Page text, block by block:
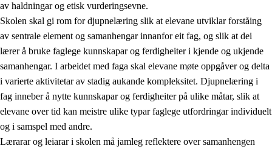
av haldningar og etisk vurderingsevne.
Skolen skal gi rom for djupnelæring slik at elevane utviklar forståing
av sentrale element og samanhengar innanfor eit fag, og slik at dei
lærer å bruke faglege kunnskapar og ferdigheiter i kjende og ukjende
samanhengar. I arbeidet med faga skal elevane møte oppgåver og delta
i varierte aktivitetar av stadig aukande kompleksitet. Djupnelæring i
fag inneber å nytte kunnskapar og ferdigheiter på ulike måtar, slik at
elevane over tid kan meistre ulike typar faglege utfordringar individuelt
og i samspel med andre.
Lærarar og leiarar i skolen må jamleg reflektere over samanhengen